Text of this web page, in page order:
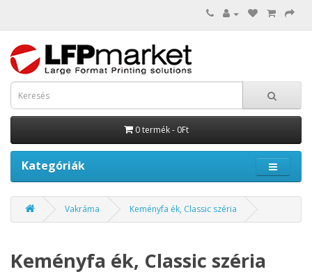
0 termék - 0Ft
Kategóriák
Vakráma Keményfa ék, Classic széria
Keményfa ék, Classic széria